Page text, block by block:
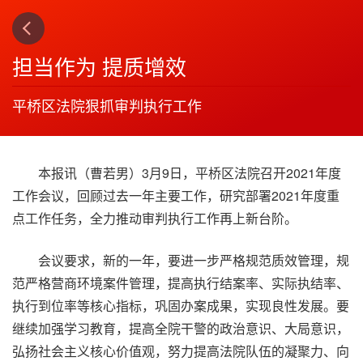
担当作为 提质增效
平桥区法院狠抓审判执行工作
本报讯（曹若男）3月9日，平桥区法院召开2021年度
工作会议，回顾过去一年主要工作，研究部署2021年度重
点工作任务，全力推动审判执行工作再上新台阶。
会议要求，新的一年，要进一步严格规范质效管理，规
范严格营商环境案件管理，提高执行结案率、实际执结率、
执行到位率等核心指标，巩固办案成果，实现良性发展。要
继续加强学习教育，提高全院干警的政治意识、大局意识，
弘扬社会主义核心价值观，努力提高法院队伍的凝聚力、向